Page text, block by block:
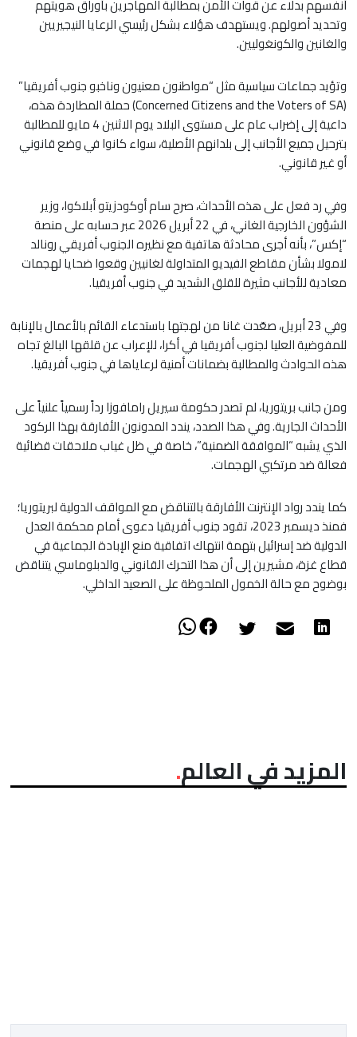
أنفسهم بدلاء عن قوات الأمن بمطالبة المهاجرين بأوراق هويتهم
وتحديد أصولهم. ويستهدف هؤلاء بشكل رئيسي الرعايا النيجيريين
والغانين والكونغوليين.
​وتؤيد جماعات سياسية مثل “مواطنون معنيون وناخبو جنوب أفريقيا”
(Concerned Citizens and the Voters of SA) حملة المطاردة هذه،
داعية إلى إضراب عام على مستوى البلاد يوم الاثنين 4 مايو للمطالبة
بترحيل جميع الأجانب إلى بلدانهم الأصلية، سواء كانوا في وضع قانوني
أو غير قانوني.
​وفي رد فعل على هذه الأحداث، صرح سام أوكودزيتو أبلاكوا، وزير
الشؤون الخارجية الغاني، في 22 أبريل 2026 عبر حسابه على منصة
“إكس”، بأنه أجرى محادثة هاتفية مع نظيره الجنوب أفريقي رونالد
لامولا بشأن مقاطع الفيديو المتداولة لغانيين وقعوا ضحايا لهجمات
معادية للأجانب مثيرة للقلق الشديد في جنوب أفريقيا.
​وفي 23 أبريل، صعّدت غانا من لهجتها باستدعاء القائم بالأعمال بالإنابة
للمفوضية العليا لجنوب أفريقيا في أكرا، للإعراب عن قلقها البالغ تجاه
هذه الحوادث والمطالبة بضمانات أمنية لرعاياها في جنوب أفريقيا.
​ومن جانب بريتوريا، لم تصدر حكومة سيريل رامافوزا رداً رسمياً علنياً على
الأحداث الجارية. وفي هذا الصدد، يندد المدونون الأفارقة بهذا الركود
الذي يشبه “الموافقة الضمنية”، خاصة في ظل غياب ملاحقات قضائية
فعالة ضد مرتكبي الهجمات.
​كما يندد رواد الإنترنت الأفارقة بالتناقض مع المواقف الدولية لبريتوريا؛
فمنذ ديسمبر 2023، تقود جنوب أفريقيا دعوى أمام محكمة العدل
الدولية ضد إسرائيل بتهمة انتهاك اتفاقية منع الإبادة الجماعية في
قطاع غزة، مشيرين إلى أن هذا التحرك القانوني والدبلوماسي يتناقض
بوضوح مع حالة الخمول الملحوظة على الصعيد الداخلي.
المزيد في العالم